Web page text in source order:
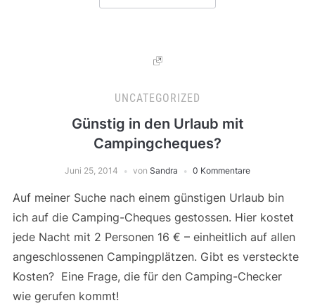
UNCATEGORIZED
Günstig in den Urlaub mit
Campingcheques?
Juni 25, 2014 von Sandra 0 Kommentare
Auf meiner Suche nach einem günstigen Urlaub bin
ich auf die Camping-Cheques gestossen. Hier kostet
jede Nacht mit 2 Personen 16 € – einheitlich auf allen
angeschlossenen Campingplätzen. Gibt es versteckte
Kosten? Eine Frage, die für den Camping-Checker
wie gerufen kommt!